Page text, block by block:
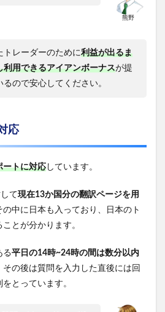
熊野
トレーダーのために利益が出るま
利用できるアイアンボーナスが提
るので安心してください。
応
ートに対応 しています。
て現在13か国分の翻訳ページを用
の中に日本も入っており、日本のト
とが分かります。
る平日の14時~24時の間は数分以内
その後は質問を入力した直後には回
とっています。